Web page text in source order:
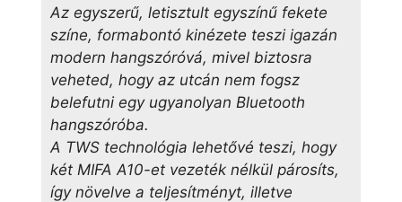
Az egyszerű, letisztult egyszínű fekete
színe, formabontó kinézete teszi igazán
modern hangszóróvá, mivel biztosra
veheted, hogy az utcán nem fogsz
belefutni egy ugyanolyan Bluetooth
hangszóróba.
A TWS technológia lehetővé teszi, hogy
két MIFA A10-et vezeték nélkül párosíts,
így növelve a teljesítményt, illetve